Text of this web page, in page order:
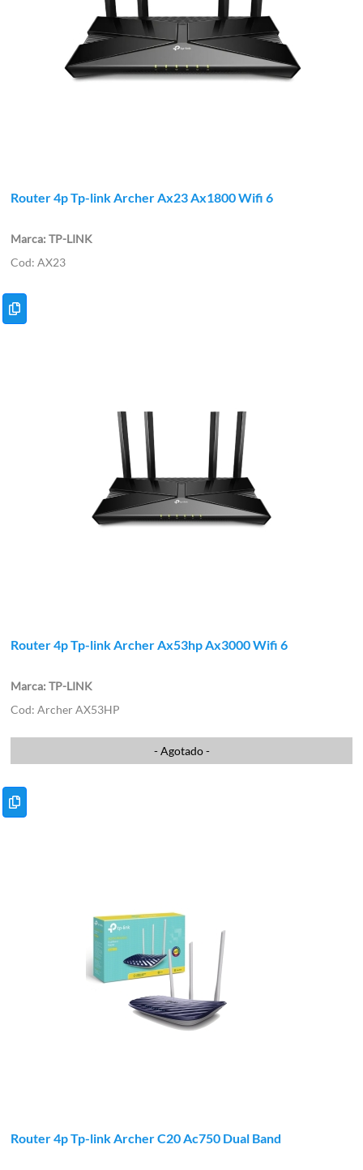
Router 4p Tp-link Archer Ax23 Ax1800 Wifi 6
TP-LINK
AX23
Router 4p Tp-link Archer Ax53hp Ax3000 Wifi 6
TP-LINK
Archer AX53HP
- Agotado -
Router 4p Tp-link Archer C20 Ac750 Dual Band